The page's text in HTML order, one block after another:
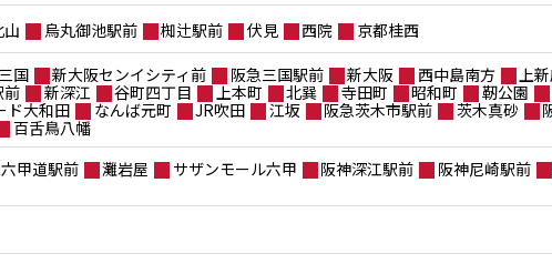
山 烏丸御池駅前 椥辻駅前 伏見 西院 京都桂西
国 新大阪センイシティ前 阪急三国駅前 新大阪 西中島南方 上
前 新深江 谷町四丁目 上本町 北巽 寺田町 昭和町 靭公園
ド大和田 なんば元町 JR吹田 江坂 阪急茨木市駅前 茨木真砂
百舌鳥八幡
甲道駅前 灘岩屋 サザンモール六甲 阪神深江駅前 阪神尼崎駅前